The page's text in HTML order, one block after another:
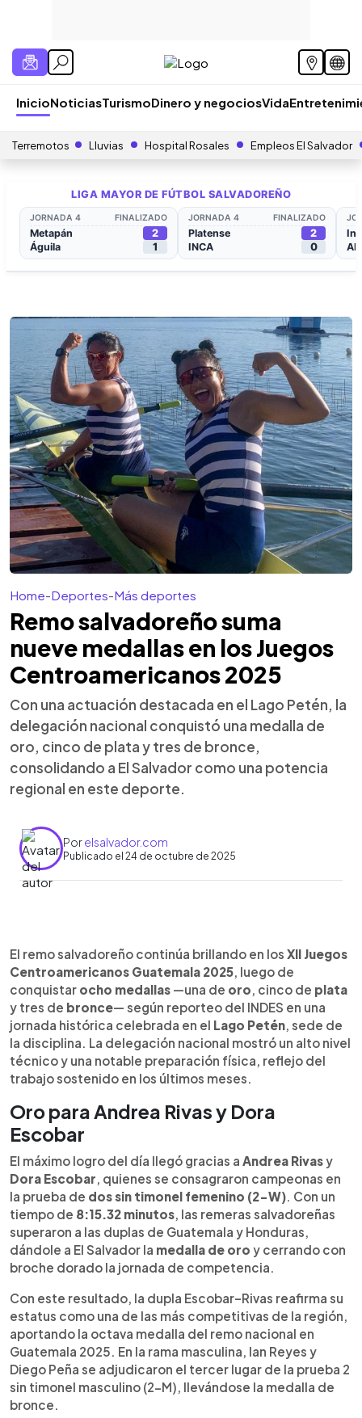
InicioNoticiasTurismoDinero y negociosVida
Terremotos Lluvias Hospital Rosales Empleos El Salvador
Home-Deportes-Más deportes
Remo salvadoreño suma
nueve medallas en los Juegos
Centroamericanos 2025
Con una actuación destacada en el Lago Petén, la
delegación nacional conquistó una medalla de
oro, cinco de plata y tres de bronce,
consolidando a El Salvador como una potencia
regional en este deporte.
Porelsalvador.com
Publicado el 24 de octubre de 2025
Escuchar artículo
El remo salvadoreño brilló en los Juegos
Centroamericanos Guatemala 2025 al conquistar
ocho medallas: una de oro, cinco de plata y dos
de bronce. Andrea Rivas y Dora Escobar lograron
el oro en dos sin timonel femenino (2-W) con un
tiempo de 8:15.32. Karla Calvo, Ariana Townsend,
Anne Sirois y Miguel Morán destacaron con
múltiples preseas en distintas modalidades.
Además, El Salvador aseguró ocho botes para los
Juegos Centroamericanos y del Caribe 2026.
Esta brillante actuación consolida al país como
una de las principales potencias del remo
regional.
El remo salvadoreño continúa brillando en los XII Juegos
Centroamericanos Guatemala 2025, luego de
conquistar ocho medallas —una de oro, cinco de plata
y tres de bronce— según reporteo del INDES en una
jornada histórica celebrada en el Lago Petén, sede de
la disciplina. La delegación nacional mostró un alto nivel
técnico y una notable preparación física, reflejo del
trabajo sostenido en los últimos meses.
Oro para Andrea Rivas y Dora
Escobar
El máximo logro del día llegó gracias a Andrea Rivasy
Dora Escobar, quienes se consagraron campeonas en
la prueba de dos sin timonel femenino (2-W). Con un
tiempo de 8:15.32 minutos, las remeras salvadoreñas
superaron a las duplas de Guatemala y Honduras,
dándole a El Salvador la medalla de oro y cerrando con
broche dorado la jornada de competencia.
Con este resultado, la dupla Escobar–Rivas reafirma su
estatus como una de las más competitivas de la región,
aportando la octava medalla del remo nacional en
Guatemala 2025. En la rama masculina, Ian Reyes y
Diego Peña se adjudicaron el tercer lugar de la prueba 2
sin timonel masculino (2-M), llevándose la medalla de
bronce.